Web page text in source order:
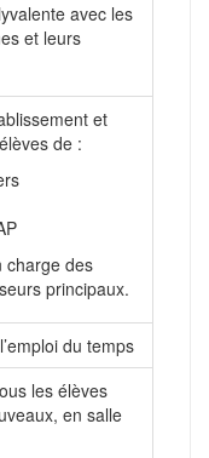
avec les
et leurs
et
de :
charge des
principaux.
du temps
les élèves
en salle